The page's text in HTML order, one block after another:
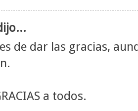
de dar las gracias,
a todos.